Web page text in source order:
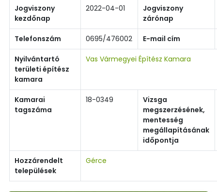
Jogviszony
kezdőnap
2022-04-01
Jogviszony
zárónap
Telefonszám 0695/476002 E-mail cím
Nyilvántartó
területi építész
kamara
Vas Vármegyei Építész Kamara
Kamarai
tagszáma
18-0349
Vizsga
megszerzésének,
mentesség
megállapításának
időpontja
Hozzárendelt
települések
Gérce